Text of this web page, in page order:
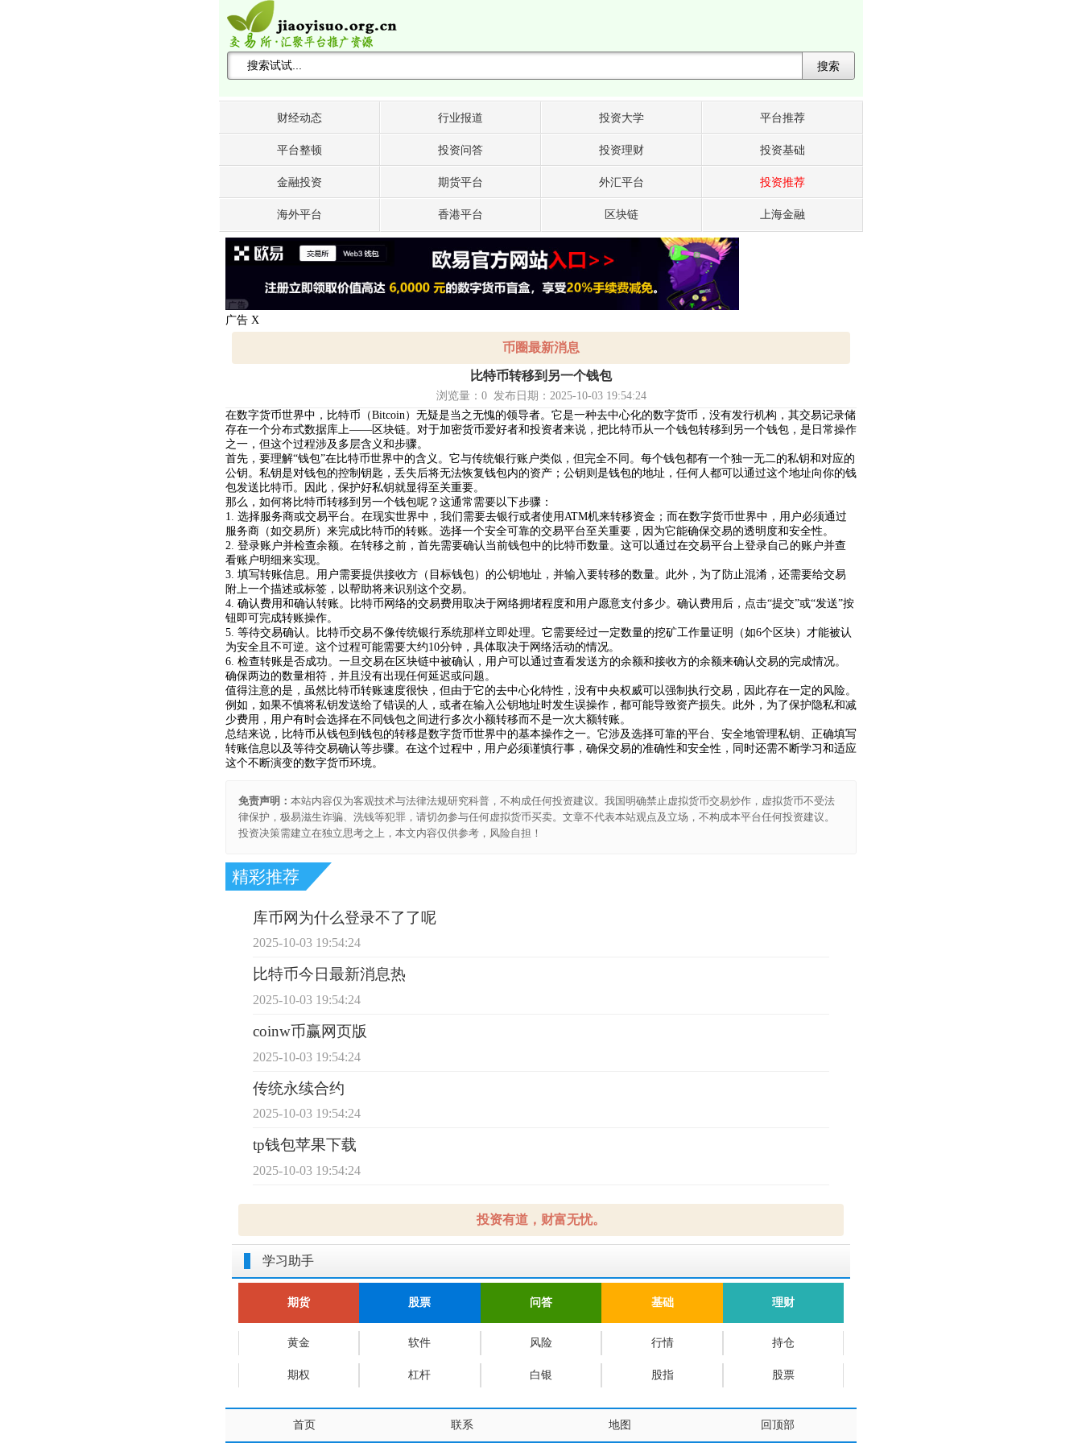
搜索
财经动态 行业报道 投资大学 平台推荐
平台整顿 投资问答 投资理财 投资基础
金融投资 期货平台 外汇平台 投资推荐
海外平台 香港平台 区块链 上海金融
广告 X
币圈最新消息
比特币转移到另一个钱包
浏览量： 0发布日期：2025-10-03 19:54:24
在数字货币世界中，比特币（Bitcoin）无疑是当之无愧的领导者。它是一种去中心化的数字货币，没有发行机构，其交易记录储
存在一个分布式数据库上——区块链。对于加密货币爱好者和投资者来说，把比特币从一个钱包转移到另一个钱包，是日常操作
之一，但这个过程涉及多层含义和步骤。
首先，要理解“钱包”在比特币世界中的含义。它与传统银行账户类似，但完全不同。每个钱包都有一个独一无二的私钥和对应的
公钥。私钥是对钱包的控制钥匙，丢失后将无法恢复钱包内的资产；公钥则是钱包的地址，任何人都可以通过这个地址向你的钱
包发送比特币。因此，保护好私钥就显得至关重要。
那么，如何将比特币转移到另一个钱包呢？这通常需要以下步骤：
1. 选择服务商或交易平台。在现实世界中，我们需要去银行或者使用ATM机来转移资金；而在数字货币世界中，用户必须通过
服务商（如交易所）来完成比特币的转账。选择一个安全可靠的交易平台至关重要，因为它能确保交易的透明度和安全性。
2. 登录账户并检查余额。在转移之前，首先需要确认当前钱包中的比特币数量。这可以通过在交易平台上登录自己的账户并查
看账户明细来实现。
3. 填写转账信息。用户需要提供接收方（目标钱包）的公钥地址，并输入要转移的数量。此外，为了防止混淆，还需要给交易
附上一个描述或标签，以帮助将来识别这个交易。
4. 确认费用和确认转账。比特币网络的交易费用取决于网络拥堵程度和用户愿意支付多少。确认费用后，点击“提交”或“发送”按
钮即可完成转账操作。
5. 等待交易确认。比特币交易不像传统银行系统那样立即处理。它需要经过一定数量的挖矿工作量证明（如6个区块）才能被认
为安全且不可逆。这个过程可能需要大约10分钟，具体取决于网络活动的情况。
6. 检查转账是否成功。一旦交易在区块链中被确认，用户可以通过查看发送方的余额和接收方的余额来确认交易的完成情况。
确保两边的数量相符，并且没有出现任何延迟或问题。
值得注意的是，虽然比特币转账速度很快，但由于它的去中心化特性，没有中央权威可以强制执行交易，因此存在一定的风险。
例如，如果不慎将私钥发送给了错误的人，或者在输入公钥地址时发生误操作，都可能导致资产损失。此外，为了保护隐私和减
少费用，用户有时会选择在不同钱包之间进行多次小额转移而不是一次大额转账。
总结来说，比特币从钱包到钱包的转移是数字货币世界中的基本操作之一。它涉及选择可靠的平台、安全地管理私钥、正确填写
转账信息以及等待交易确认等步骤。在这个过程中，用户必须谨慎行事，确保交易的准确性和安全性，同时还需不断学习和适应
这个不断演变的数字货币环境。
免责声明： 本站内容仅为客观技术与法律法规研究科普，不构成任何投资建议。我国明确禁止虚拟货币交易炒作，虚拟货币不受法
律保护，极易滋生诈骗、洗钱等犯罪，请切勿参与任何虚拟货币买卖。文章不代表本站观点及立场，不构成本平台任何投资建议。
投资决策需建立在独立思考之上，本文内容仅供参考，风险自担！
精彩推荐
库币网为什么登录不了了呢
2025-10-03 19:54:24
比特币今日最新消息热
2025-10-03 19:54:24
coinw币赢网页版
2025-10-03 19:54:24
传统永续合约
2025-10-03 19:54:24
tp钱包苹果下载
2025-10-03 19:54:24
投资有道，财富无忧。
学习助手
期货 股票 问答 基础 理财
黄金 软件 风险 行情 持仓
期权 杠杆 白银 股指 股票
首页 联系 地图 回顶部